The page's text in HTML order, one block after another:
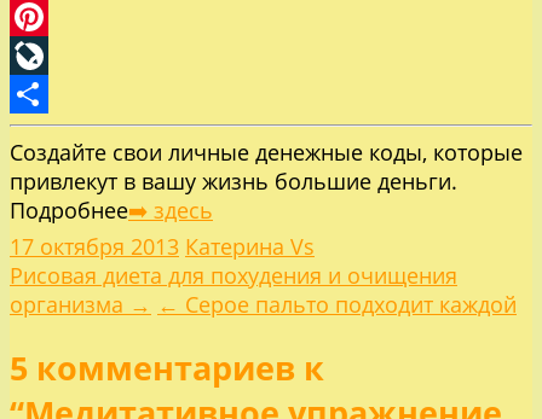
Email
Pinterest
LiveJournal
Отправить
Создайте свои личные денежные коды, которые
привлекут в вашу жизнь большие деньги.
Подробнее➡️ здесь
17 октября 2013 Катерина Vs
Навигация
по
Рисовая диета для похудения и очищения
организма → ← Серое пальто подходит каждой
5 комментариев к